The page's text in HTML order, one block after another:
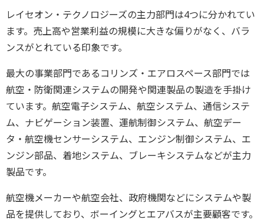
レイセオン・テクノロジーズの主力部門は4つに分かれてい
ます。売上高や営業利益の規模に大きな偏りがなく、バラ
ンスがとれている印象です。
最大の事業部門であるコリンズ・エアロスペース部門では
航空・防衛関連システムの開発や関連製品の製造を手掛け
ています。航空電子システム、航空システム、通信システ
ム、ナビゲーション装置、運航制御システム、航空デー
タ・航空機センサーシステム、エンジン制御システム、エ
ンジン部品、着地システム、ブレーキシステムなどが主力
製品です。
航空機メーカーや航空会社、政府機関などにシステムや製
品を提供しており、ボーイングとエアバスが主要顧客です。